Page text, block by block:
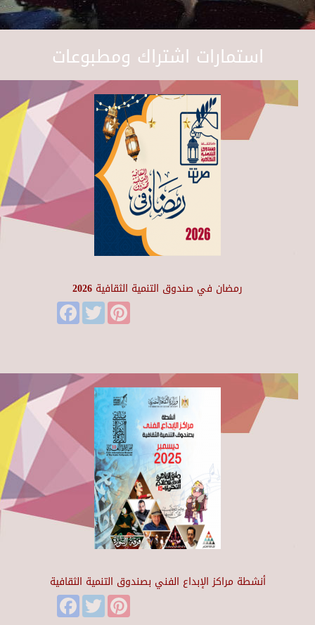
استمارات اشتراك ومطبوعات
رمضان في صندوق التنمية الثقافية 2026
FacebookTwitter
أنشطة مراكز الإبداع الفني بصندوق التنمية الثقافية
FacebookTwitter